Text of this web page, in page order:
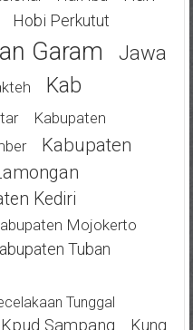
Hobi Perkutut
Garam
Jawa
Kab
Kabupaten
Kabupaten
Kediri
Mojokerto
Tuban
Tunggal
Kpud Sampang
Kung